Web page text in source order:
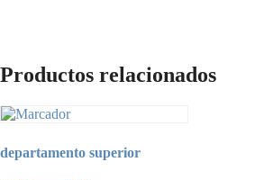
Productos relacionados
departamento superior